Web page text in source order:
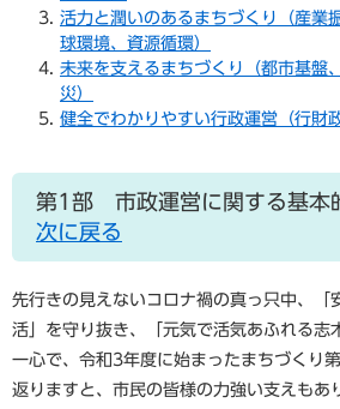
活力と潤いのあるまちづくり（産業
球環境、資源循環）
未来を支えるまちづくり（都市基盤
災）
健全でわかりやすい行政運営（行財
第1部 市政運営に関する基本
次に戻る
先行きの見えないコロナ禍の真っ只中、「
活」を守り抜き、「元気で活気あふれる志
一心で、令和3年度に始まったまちづくり
返りますと、市民の皆様の力強い支えもあ